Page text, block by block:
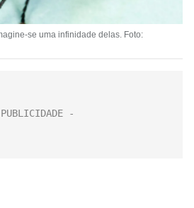
se uma infinidade delas. Foto: